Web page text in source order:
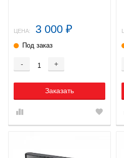
ЦЕНА: 3 000 ₽
Под заказ
- +
Заказать